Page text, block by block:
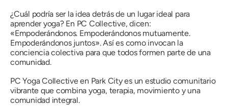
¿Cuál podría ser la idea detrás de un lugar ideal para
aprender yoga? En PC Collective, dicen:
«Empoderándonos. Empoderándonos mutuamente.
Empoderándonos juntos». Así es como invocan la
conciencia colectiva para que todos formen parte de una
comunidad.
PC Yoga Collective en Park City es un estudio comunitario
vibrante que combina yoga, terapia, movimiento y una
comunidad integral.